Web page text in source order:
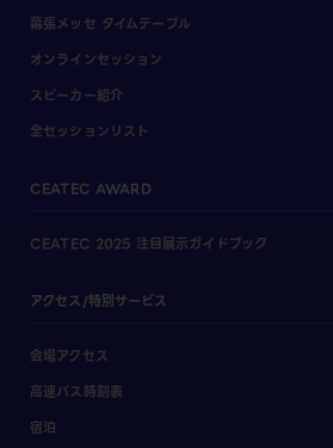
幕張メッセ タイムテーブル
オンラインセッション
スピーカー紹介
全セッションリスト
CEATEC AWARD
CEATEC 2025 注目展示ガイドブック
アクセス/特別サービス
会場アクセス
高速バス時刻表
宿泊